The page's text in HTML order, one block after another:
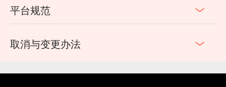
平台规范
取消与变更办法